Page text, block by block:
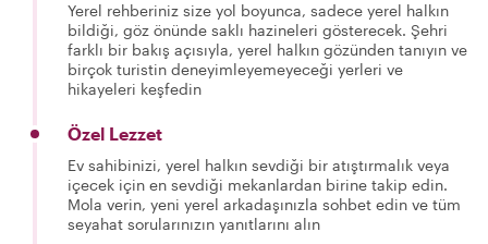
Yerel rehberiniz size yol boyunca, sadece yerel halkın
bildiği, göz önünde saklı hazineleri gösterecek. Şehri
farklı bir bakış açısıyla, yerel halkın gözünden tanıyın ve
birçok turistin deneyimleyemeyeceği yerleri ve
hikayeleri keşfedin
Özel Lezzet
Ev sahibinizi, yerel halkın sevdiği bir atıştırmalık veya
içecek için en sevdiği mekanlardan birine takip edin.
Mola verin, yeni yerel arkadaşınızla sohbet edin ve tüm
seyahat sorularınızın yanıtlarını alın